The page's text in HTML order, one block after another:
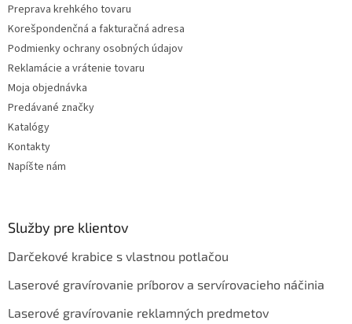
i
s
Preprava krehkého tovaru
Korešpondenčná a fakturačná adresa
Podmienky ochrany osobných údajov
Reklamácie a vrátenie tovaru
Moja objednávka
Predávané značky
Katalógy
Kontakty
Napíšte nám
Služby pre klientov
Darčekové krabice s vlastnou potlačou
Laserové gravírovanie príborov a servírovacieho náčinia
Laserové gravírovanie reklamných predmetov